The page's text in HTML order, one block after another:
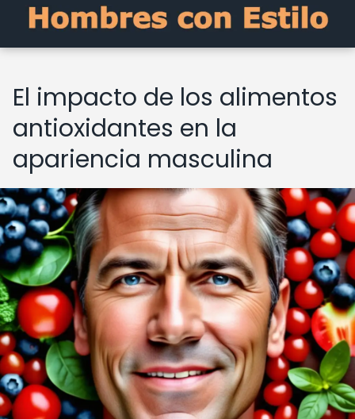
El impacto de los alimentos
antioxidantes en la
apariencia masculina